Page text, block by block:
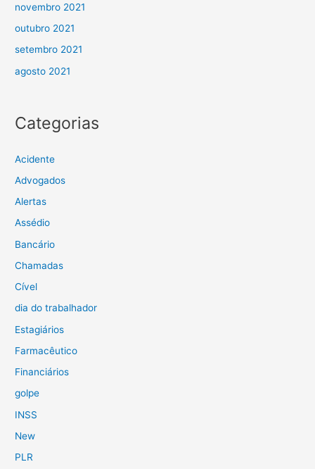
novembro 2021
outubro 2021
setembro 2021
agosto 2021
Categorias
Acidente
Advogados
Alertas
Assédio
Bancário
Chamadas
Cível
dia do trabalhador
Estagiários
Farmacêutico
Financiários
golpe
INSS
New
PLR